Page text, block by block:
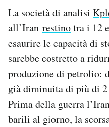
La società di analisi
all’Iran restinotra i 12
esaurire le capacità di
sarebbe costretto a
produzione di petrolio:
già diminuita di più di
Prima della guerra
barili al giorno, la